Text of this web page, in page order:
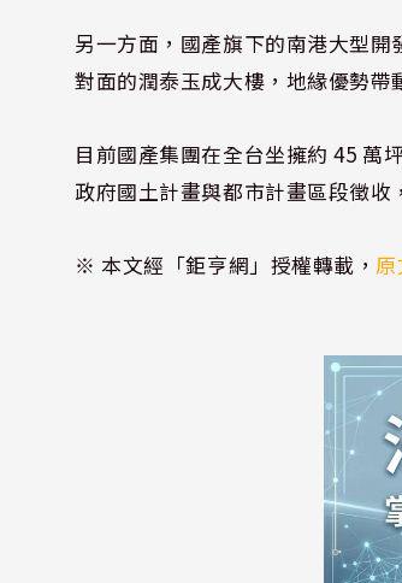
另一方面，國產旗下的南港大型
對面的潤泰玉成大樓，地緣優勢帶
目前國產集團在全台坐擁約 45 萬
政府國土計畫與都市計畫區段徵收
※ 本文經「鉅亨網」授權轉載，